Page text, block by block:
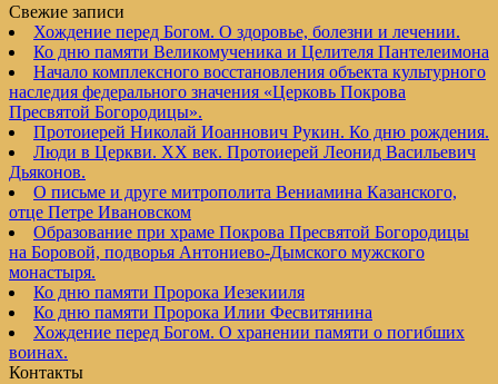
Свежие записи
Хождение перед Богом. О здоровье, болезни и лечении.
Ко дню памяти Великомученика и Целителя Пантелеимона
Начало комплексного восстановления объекта культурного
наследия федерального значения «Церковь Покрова
Пресвятой Богородицы».
Протоиерей Николай Иоаннович Рукин. Ко дню рождения.
Люди в Церкви. XX век. Протоиерей Леонид Васильевич
Дьяконов.
О письме и друге митрополита Вениамина Казанского,
отце Петре Ивановском
Образование при храме Покрова Пресвятой Богородицы
на Боровой, подворья Антониево-Дымского мужского
монастыря.
Ко дню памяти Пророка Иезекииля
Ко дню памяти Пророка Илии Фесвитянина
Хождение перед Богом. О хранении памяти о погибших
воинах.
Контакты